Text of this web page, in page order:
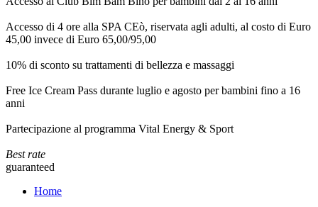
Accesso di 4 ore alla SPA CEò, riservata agli adulti, al costo di Euro
45,00 invece di Euro 65,00/95,00
10% di sconto su trattamenti di bellezza e massaggi
Free Ice Cream Pass durante luglio e agosto per bambini fino a 16
anni
Partecipazione al programma Vital Energy & Sport
Best rate
guaranteed
Home